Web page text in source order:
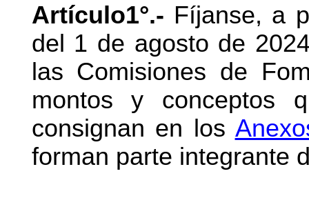
Artículo1°.- Fíjanse, a
del 1 de agosto de
las Comisiones de
montos y conceptos
consignan en los
forman parte integrante